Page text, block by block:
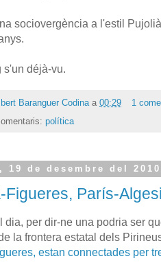
sociovergència a l'estil
s'un déjà-vu.
Baranguer Codina a 00:29
1
política
19 de desembre del 2010
Figueres, París-
dia, per dir-ne una podria ser
la frontera estatal dels
estan connectades per